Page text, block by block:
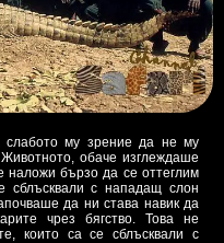
слабото му зрение да не му
обаче изглеждаше
наложи бързо да се оттеглим
сблъсквали с нападащ слон
да ни става навик да
чрез бягство. Това не
които са се сблъсквали с